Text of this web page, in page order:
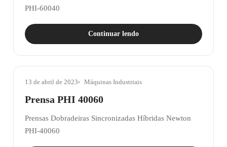
PHI-60040
Continuar lendo
13 de abril de 2023 Máquinas Industriais
Prensa PHI 40060
Prensas Dobradeiras Sincronizadas Híbridas Newton
PHI-40060